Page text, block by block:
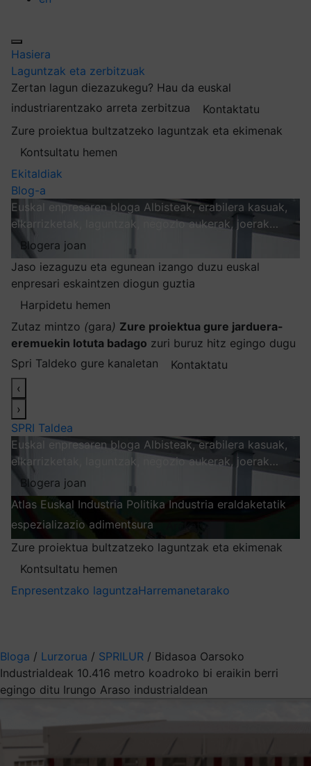
Hasiera
Laguntzak eta zerbitzuak
Zertan lagun diezazukegu? Hau da euskal
industriarentzako arreta zerbitzua
Kontaktatu
Zure proiektua bultzatzeko laguntzak eta ekimenak
Kontsultatu hemen
Ekitaldiak
Blog-a
Euskal enpresaren bloga Albisteak, erabilera kasuak,
elkarrizketak, laguntzak, negozio aukerak, joerak…
Blogera joan
Jaso iezaguzu eta egunean izango duzu euskal
enpresari eskaintzen diogun guztia
Harpidetu hemen
Zutaz mintzo (gara) Zure proiektua gure jarduera-
eremuekin lotuta badago zuri buruz hitz egingo dugu
Spri Taldeko gure kanaletan
Kontaktatu
‹
›
SPRI Taldea
Euskal enpresaren bloga Albisteak, erabilera kasuak,
elkarrizketak, laguntzak, negozio aukerak, joerak…
Blogera joan
Atlas Euskal Industria Politika Industria eraldaketatik
espezializazio adimentsura
Zure proiektua bultzatzeko laguntzak eta ekimenak
Kontsultatu hemen
Enpresentzako laguntzaHarremanetarako
Bloga / Lurzorua / SPRILUR / Bidasoa Oarsoko
Industrialdeak 10.416 metro koadroko bi eraikin berri
egingo ditu Irungo Araso industrialdean